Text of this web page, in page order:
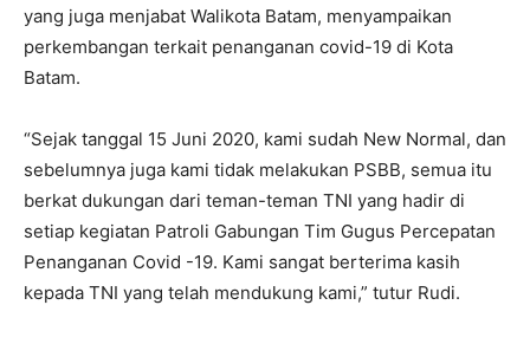
yang juga menjabat Walikota Batam, menyampaikan
perkembangan terkait penanganan covid-19 di Kota
Batam.
“Sejak tanggal 15 Juni 2020, kami sudah New Normal, dan
sebelumnya juga kami tidak melakukan PSBB, semua itu
berkat dukungan dari teman-teman TNI yang hadir di
setiap kegiatan Patroli Gabungan Tim Gugus Percepatan
Penanganan Covid -19. Kami sangat berterima kasih
kepada TNI yang telah mendukung kami,” tutur Rudi.